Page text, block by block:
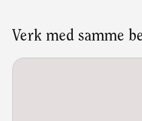
Verk med samme